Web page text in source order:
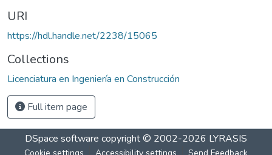
URI
https://hdl.handle.net/2238/15065
Collections
Licenciatura en Ingeniería en Construcción
Full item page
DSpace software copyright © 2002-2026 LYRASIS